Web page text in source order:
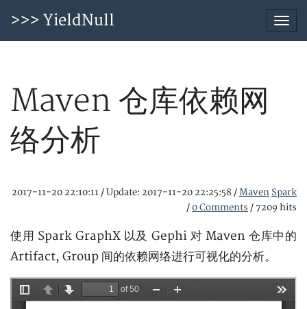
>>> YieldNull
Maven 仓库依赖网
络分析
2017-11-20 22:10:11 /Update: 2017-11-20 22:25:58 /Maven Spark
/0 Comments / 7209 hits
使用 Spark GraphX 以及 Gephi 对 Maven 仓库中的
Artifact, Group 间的依赖网络进行可视化的分析。